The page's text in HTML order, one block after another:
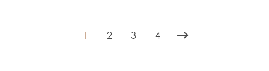
You're currently reading page
1 Seite
2 Seite
3 Seite
4